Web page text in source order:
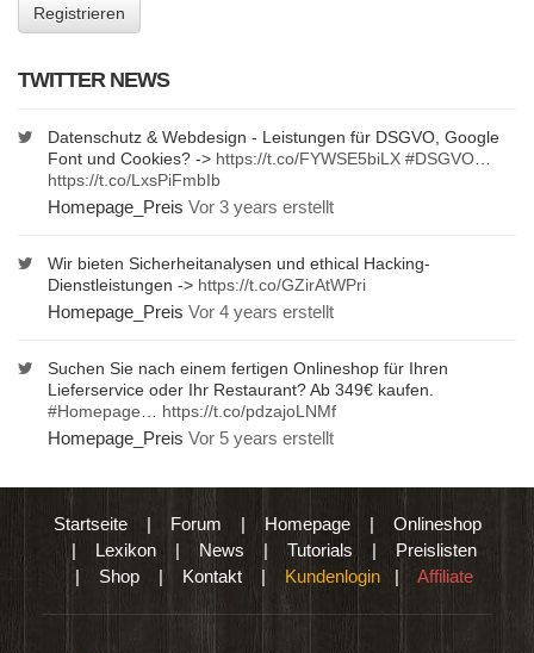
TWITTER NEWS
Datenschutz & Webdesign - Leistungen für DSGVO, Google
Font und Cookies? -> https://t.co/FYWSE5biLX #DSGVO
https://t.co/LxsPiFmbIb
Homepage_Preis Vor 3 years erstellt
Wir bieten Sicherheitanalysen und ethical Hacking-
Dienstleistungen -> https://t.co/GZirAtWPri
Homepage_Preis Vor 4 years erstellt
Suchen Sie nach einem fertigen Onlineshop für Ihren
Lieferservice oder Ihr Restaurant? Ab 349€ kaufen.
#Homepage
https://t.co/pdzajoLNMf
Homepage_Preis Vor 5 years erstellt
Startseite| Forum | Homepage| Onlineshop
| Lexikon | News | Tutorials | Preislisten
| Shop | Kontakt | Kundenlogin | Affiliate